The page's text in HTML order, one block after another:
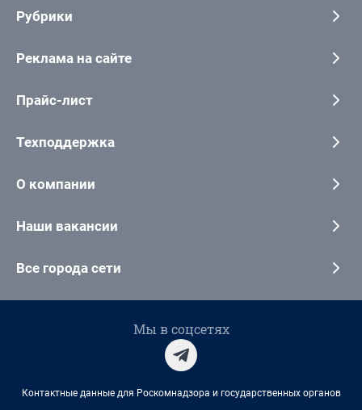
Рубрики
Реклама на сайте
Прайс-лист
Техподдержка
О компании
Наши вакансии
Все города сети
Мы в соцсетях
Контактные данные для Роскомнадзора и государственных органов